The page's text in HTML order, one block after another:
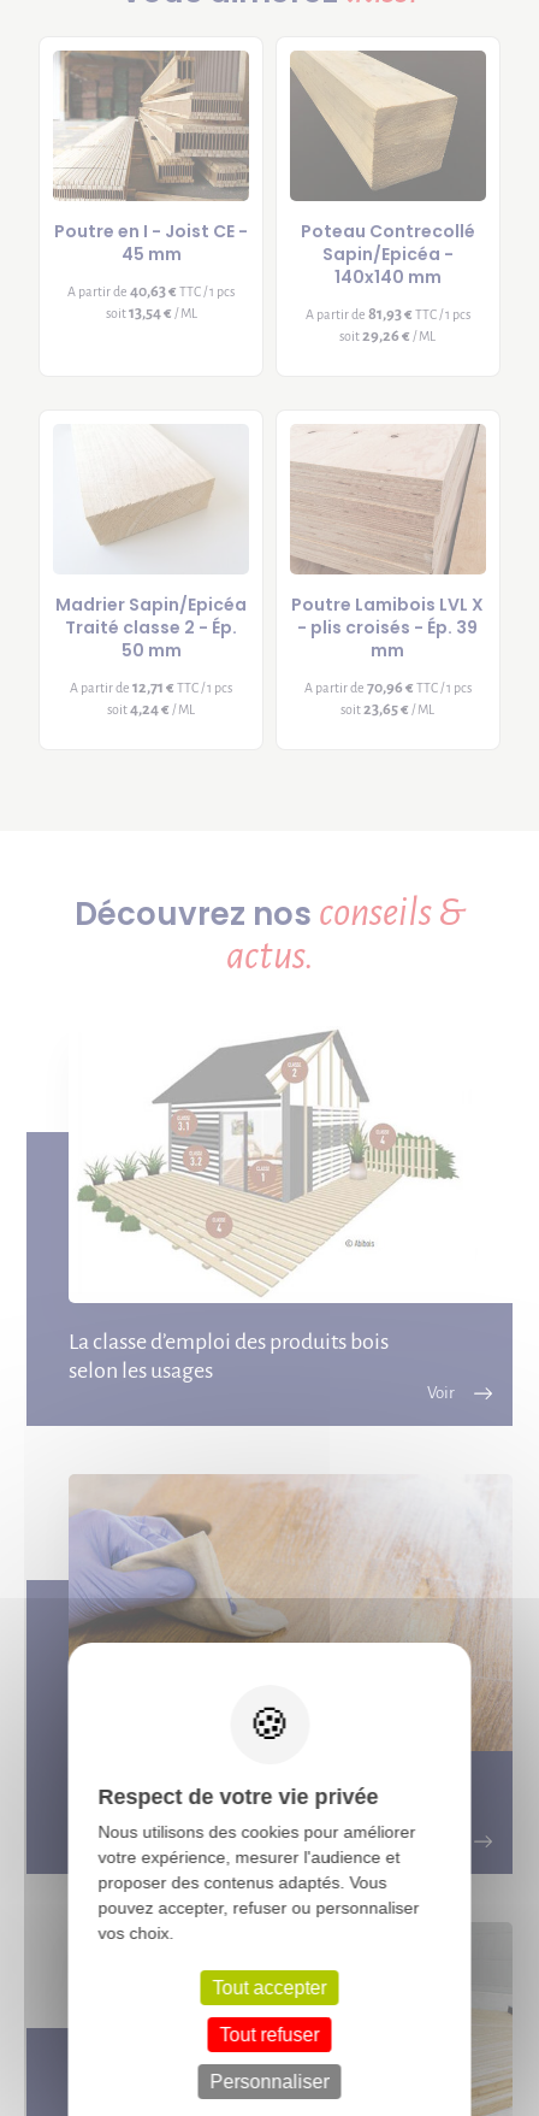
Poutre en I - Joist CE -
45 mm
A partir de40,63 € TTC / 1 pcs
soit13,54 € / ML
Poteau Contrecollé
Sapin/Epicéa -
140x140 mm
A partir de 81,93 € TTC / 1 pcs
soit29,26 € / ML
Madrier Sapin/Epicéa
Traité classe 2 - Ép.
50 mm
A partir de12,71 € TTC / 1 pcs
soit4,24 € / ML
Poutre Lamibois LVL X
- plis croisés - Ép. 39
mm
A partir de 70,96 € TTC / 1 pcs
soit23,65 € / ML
Découvrez nos conseils &
actus.
La classe d’emploi des produits bois
selon les usages
Comment protéger et entretenir les
Respect de votre vie privée
Nous utilisons des cookies pour améliorer
votre expérience, mesurer l'audience et
proposer des contenus adaptés. Vous
pouvez accepter, refuser ou personnaliser
vos choix.
Tout accepter
Tout refuser
Personnaliser